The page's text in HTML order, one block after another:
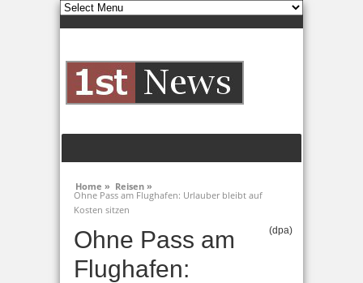
Home » Reisen »
Ohne Pass am Flughafen: Urlauber bleibt auf
Kosten sitzen
Ohne Pass am
Flughafen:
(dpa)